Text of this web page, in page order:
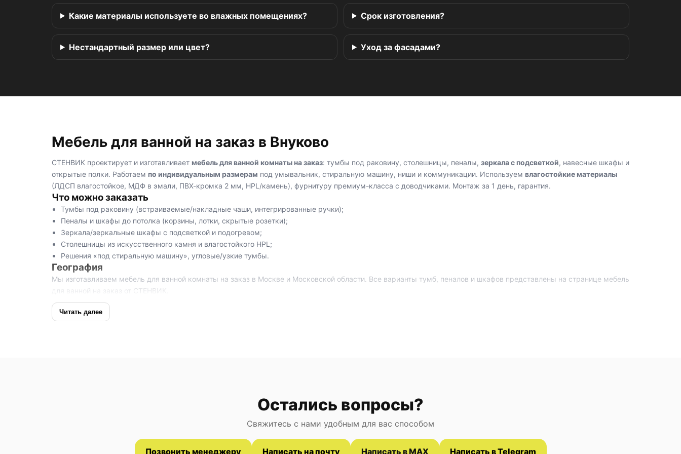
Какие материалы используете во влажных помещениях? Срок изготовления?
Нестандартный размер или цвет? Уход за фасадами?
Мебель для ванной на заказ в Внуково
СТЕНВИК проектирует и изготавливает мебель для ванной комнаты на заказ: тумбы под раковину, столешницы, пеналы, зеркала с подсветкой, навесные шкафы и
открытые полки. Работаем по индивидуальным размерам под умывальник, стиральную машину, ниши и коммуникации. Используем влагостойкие материалы
(ЛДСП влагостойкое, МДФ в эмали, ПВХ-кромка 2 мм, HPL/камень), фурнитуру премиум-класса с доводчиками. Монтаж за 1 день, гарантия.
Что можно заказать
Тумбы под раковину (встраиваемые/накладные чаши, интегрированные ручки);
Пеналы и шкафы до потолка (корзины, лотки, скрытые розетки);
Зеркала/зеркальные шкафы с подсветкой и подогревом;
Столешницы из искусственного камня и влагостойкого HPL;
Решения «под стиральную машину», угловые/узкие тумбы.
География
Мы изготавливаем мебель для ванной комнаты на заказ в Москве и Московской области. Все варианты тумб, пеналов и шкафов представлены на странице мебель
для ванной на заказ от СТЕНВИК
Читать далее
Остались вопросы?
Свяжитесь с нами удобным для вас способом
Позвонить менеджеру Написать на почту Написать в MAX Написать в Telegram